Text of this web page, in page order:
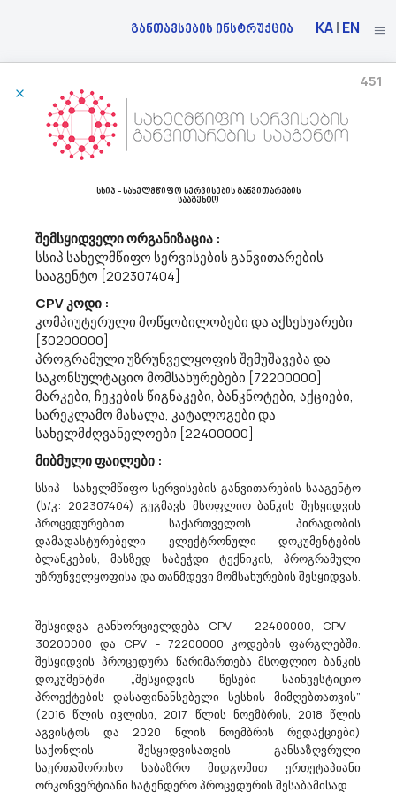
განთავსების ინსტრუქცია KA| EN
Საქართველოს Ეროვნული Ბანკი Აცხადებს Ბაზრის Კვლევას
30237280 - ენერგომომარაგების აქსესუარები.
21/04/2023
საქართველოს ეროვნული ბანკი (შემდგომში - სებ) გეგმავს
30237280).გთხოვთ, თანდართული ტექნიკური დავალების და
ფასების ცხრილის შესაბამისად წარმოადგინოთ თქვენი
წინადადება. წინადადებების წარ...
Სს Საქართველოს Ნავთობის Და Გაზის Კორპორაცია Აცხადებს Ბაზრის Კვლევას
71242000 - პროექტისა და გეგმის მომზადება, ხარჯების გამოთვლა.
21/04/2023
გაცნობებთ, რომ სს „საქართველოს ნავთობის და გაზის
კორპორაცია“ „ვლადიკავკაზ-თბილისის“ DN 700 მმ-იანი
მაგისტრალური გაზსადენის 120,2 კმ-ზე №6 სატრანსპორტო
გვირაბის სარემონტო სამუშაოების საპროექტო-
სახარჯთაღრიცხვო დოკუმენტაციის შედგენის მომსახურე...
Სს Საქართველოს Ნავთობის Და Გაზის Კორპორაცია Აცხადებს Ბაზრის Კვლევას
45246200 - მდინარის ნაპირის დამცავი სამუშაოების წარმოება.
21/04/2023
გაცნობებთ, რომ სს „საქართველოს ნავთობის და გაზის
კორპორაცია“ „ვლადიკავკაზ-თბილისის” DN700 მაგისტრალური
გაზსადენის 120-121 კმ-ზე და 127,5 კმ-ზე მდინარე არაგვის
ნაპირსამაგრების მოწყობის სამუშაოების (CPV45246200)
შესყიდვის მიზნით, სავარაუდო ღი...
სსიპ - სახელმწიფო სერვისების განვითარების
სააგენტო
შემსყიდველი ორგანიზაცია :
სსიპ სახელმწიფო სერვისების განვითარების
სააგენტო [202307404]
CPV კოდი :
კომპიუტერული მოწყობილობები და აქსესუარები
[30200000]
პროგრამული უზრუნველყოფის შემუშავება და
საკონსულტაციო მომსახურებები [72200000]
მარკები, ჩეკების წიგნაკები, ბანკნოტები, აქციები,
სარეკლამო მასალა, კატალოგები და
სახელმძღვანელოები [22400000]
მიბმული ფაილები :
451
სსიპ - სახელმწიფო სერვისების განვითარების სააგენტო
(ს/კ: 202307404) გეგმავს მსოფლიო ბანკის შესყიდვის
პროცედურებით საქართველოს პირადობის
დამადასტურებელი ელექტრონული დოკუმენტების
ბლანკების, მასზედ საბეჭდი ტექნიკის, პროგრამული
უზრუნველყოფისა და თანმდევი მომსახურების შესყიდვას.
შესყიდვა განხორციელდება CPV – 22400000, CPV –
30200000 და CPV - 72200000 კოდების ფარგლებში.
შესყიდვის პროცედურა წარიმართება მსოფლიო ბანკის
დოკუმენტში „შესყიდვის წესები საინვესტიციო
პროექტების დასაფინანსებელი სესხის მიმღებთათვის”
(2016 წლის ივლისი, 2017 წლის ნოემბრის, 2018 წლის
აგვისტოს და 2020 წლის ნოემბრის რედაქციები)
საქონლის შესყიდვისათვის განსაზღვრული
საერთაშორისო საბაზრო მიდგომით ერთეტაპიანი
ორკონვერტიანი სატენდერო პროცედურის შესაბამისად.